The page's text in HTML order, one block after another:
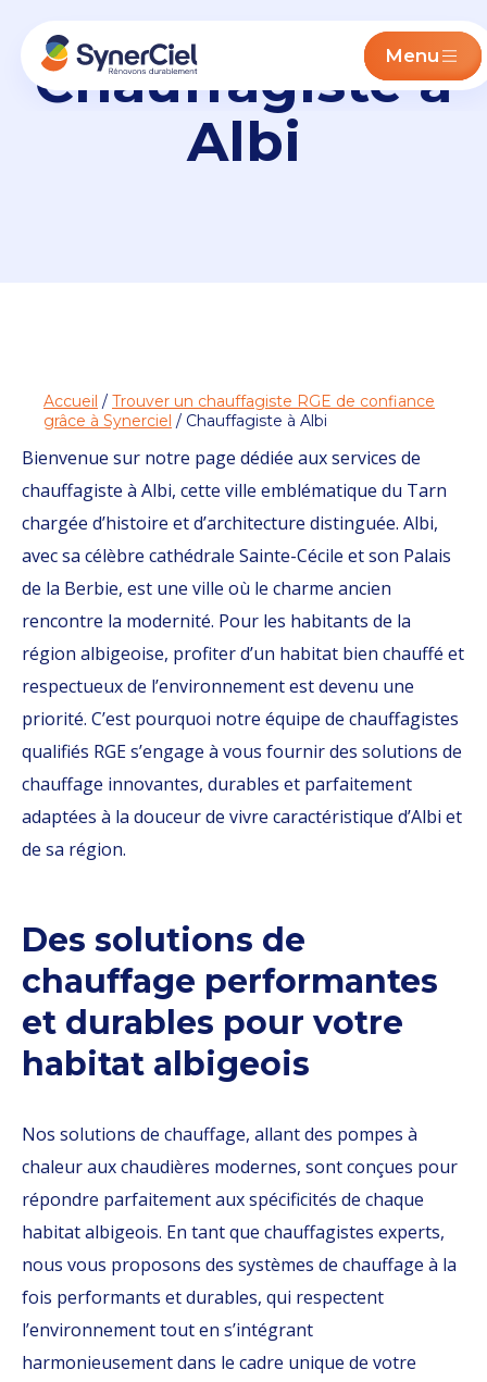
Menu
Chauffagiste à
Albi
Accueil / Trouver un chauffagiste RGE de confiance
grâce à Synerciel / Chauffagiste à Albi
Bienvenue sur notre page dédiée aux services de
chauffagiste à Albi, cette ville emblématique du Tarn
chargée d’histoire et d’architecture distinguée. Albi,
avec sa célèbre cathédrale Sainte-Cécile et son Palais
de la Berbie, est une ville où le charme ancien
rencontre la modernité. Pour les habitants de la
région albigeoise, profiter d’un habitat bien chauffé et
respectueux de l’environnement est devenu une
priorité. C’est pourquoi notre équipe de chauffagistes
qualifiés RGE s’engage à vous fournir des solutions de
chauffage innovantes, durables et parfaitement
adaptées à la douceur de vivre caractéristique d’Albi et
de sa région.
Des solutions de
chauffage performantes
et durables pour votre
habitat albigeois
Nos solutions de chauffage, allant des pompes à
chaleur aux chaudières modernes, sont conçues pour
répondre parfaitement aux spécificités de chaque
habitat albigeois. En tant que chauffagistes experts,
nous vous proposons des systèmes de chauffage à la
fois performants et durables, qui respectent
l’environnement tout en s’intégrant
harmonieusement dans le cadre unique de votre